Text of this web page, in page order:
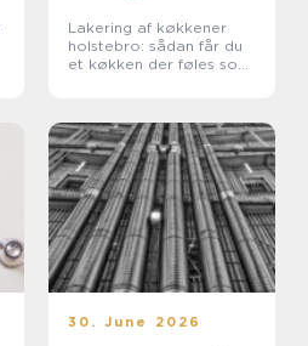
Lakering af køkkener
holstebro: sådan får du
et køkken der føles som
30. June 2026